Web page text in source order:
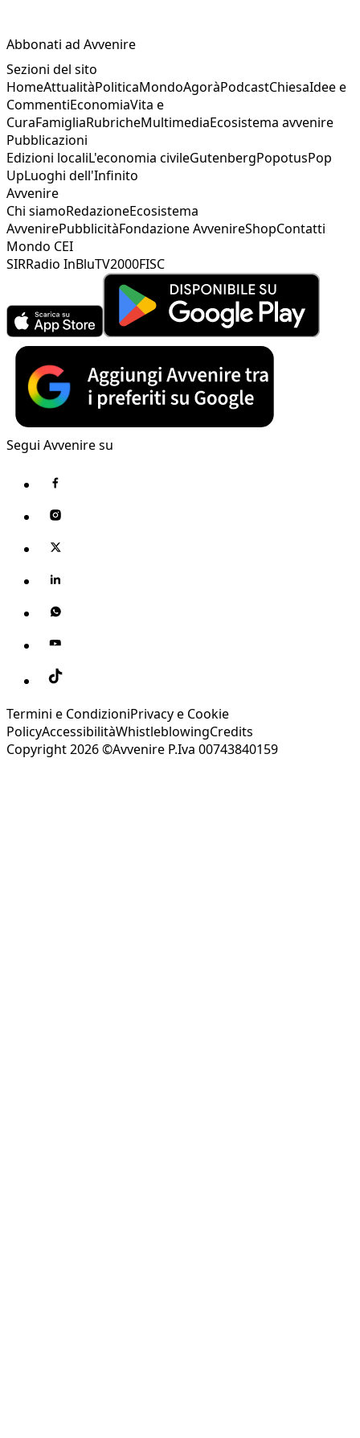
Abbonati ad Avvenire
Sezioni del sito
HomeAttualitàPoliticaMondoAgoràPodcastChiesaIdee e
CommentiEconomiaVita e
CuraFamigliaRubricheMultimediaEcosistema avvenire
Pubblicazioni
Edizioni localiL'economia civileGutenbergPopotusPop
UpLuoghi dell'Infinito
Avvenire
Chi siamoRedazioneEcosistema
AvvenirePubblicitàFondazione AvvenireShopContatti
Mondo CEI
SIRRadio InBluTV2000FISC
Segui Avvenire su
Termini e CondizioniPrivacy e Cookie
PolicyAccessibilitàWhistleblowingCredits
Copyright 2026 ©Avvenire P.Iva 00743840159